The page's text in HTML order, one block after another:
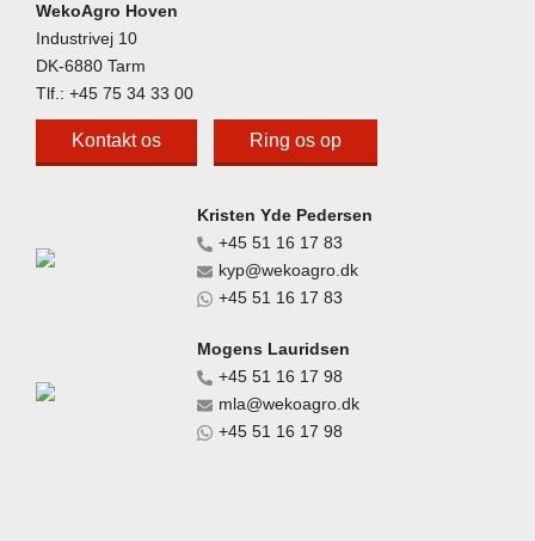
WekoAgro Hoven
Industrivej 10
DK-6880 Tarm
Tlf.: +45 75 34 33 00
Kontakt os Ring os op
Kristen Yde Pedersen
+45 51 16 17 83
kyp@wekoagro.dk
+45 51 16 17 83
Mogens Lauridsen
+45 51 16 17 98
mla@wekoagro.dk
+45 51 16 17 98